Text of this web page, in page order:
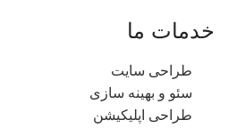
خدمات ما
طراحی سایت
سئو و بهینه سازی
طراحی اپلیکیشن